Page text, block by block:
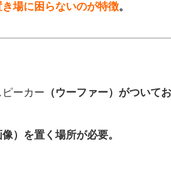
場に困らないのが特徴。
ーカー （ウーファー）がついて
）を置く場所が必要。